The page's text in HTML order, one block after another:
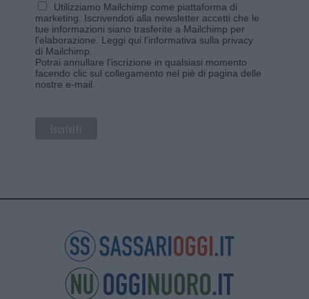
Utilizziamo Mailchimp come piattaforma di
marketing. Iscrivendoti alla newsletter accetti che le
tue informazioni siano trasferite a Mailchimp per
l'elaborazione. Leggi qui l'informativa sulla privacy
di Mailchimp
Potrai annullare l'iscrizione in qualsiasi momento
facendo clic sul collegamento nel piè di pagina delle
nostre e-mail.